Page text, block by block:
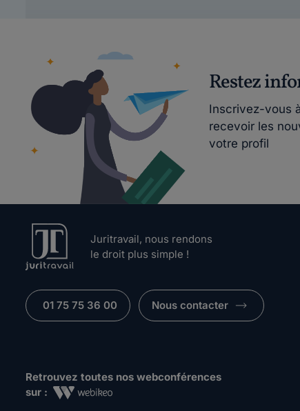
Restez
Inscrivez-vous
recevoir les
votre profil
Juritravail, nous rendons
le droit plus simple !
01 75 75 36 00 Nous contacter
Retrouvez toutes nos webconférences
sur :